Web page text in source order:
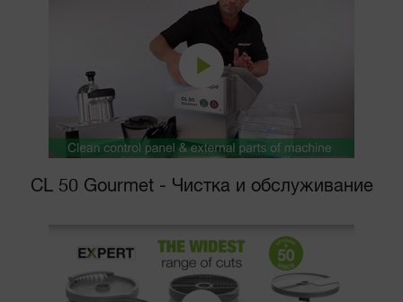
CL 50 Gourmet - Чистка и обслуживание